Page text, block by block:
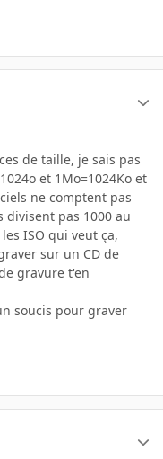
de taille, je sais pas
et 1Mo=1024Ko et
ne comptent pas
divisent pas 1000 au
ISO qui veut ça,
sur un CD de
gravure t'en
soucis pour graver